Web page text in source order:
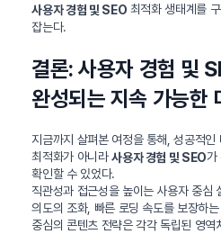
사용자 경험 및 SEO 최적화 생태계를
잡는다.
결론: 사용자 경험 및
완성되는 지속 가능한
지금까지 살펴본 여정을 통해, 성공적인
최적화가 아니라사용자 경험 및 SEO가
확인할 수 있었다.
직관성과 접근성을 높이는 사용자 중심
의도의 조화, 빠른 로딩 속도를 보장하
중심의 콘텐츠 전략은 각각 독립된 영역